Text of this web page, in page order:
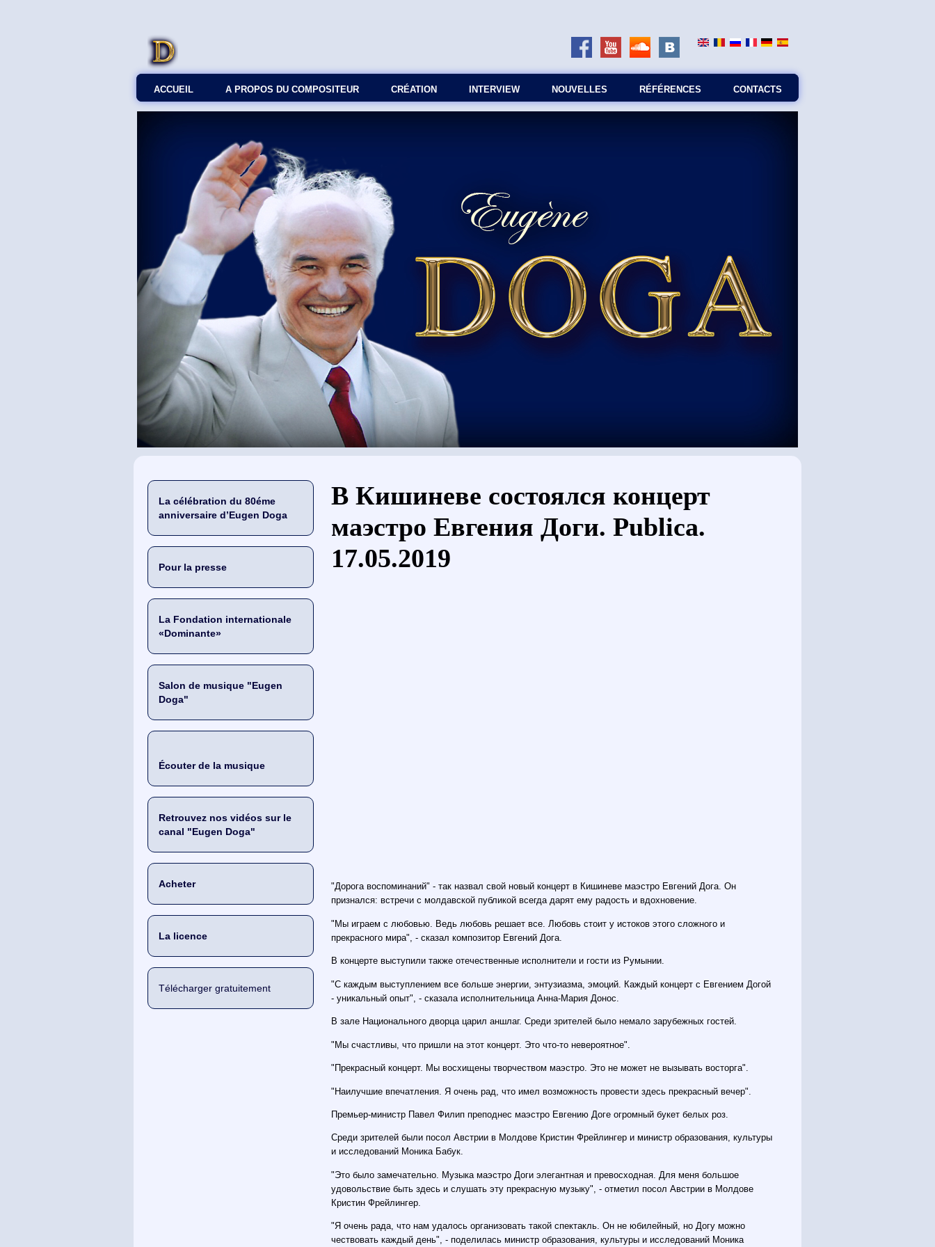
ACCUEIL A PROPOS DU COMPOSITEUR СRÉATION INTERVIEW NOUVELLES RÉFÉRENCES CONTACTS
La célébration du 80éme
anniversaire d’Eugen Doga
Pour la presse
La Fondation internationale
«Dominante»
Salon de musique "Eugen
Doga"
Écouter de la musique
Retrouvez nos vidéos sur le
canal "Eugen Doga"
Acheter
La licence
Télécharger gratuitement
Vous êtes ici
В Кишиневе состоялся концерт
маэстро Евгения Доги. Publica.
17.05.2019
"Дорога воспоминаний" - так назвал свой новый концерт в Кишиневе маэстро Евгений Дога. Он
признался: встречи с молдавской публикой всегда дарят ему радость и вдохновение.
"Мы играем с любовью. Ведь любовь решает все. Любовь стоит у истоков этого сложного и
прекрасного мира", - сказал композитор Евгений Дога.
В концерте выступили также отечественные исполнители и гости из Румынии.
"С каждым выступлением все больше энергии, энтузиазма, эмоций. Каждый концерт с Евгением Догой
- уникальный опыт", - сказала исполнительница Анна-Мария Донос.
В зале Национального дворца царил аншлаг. Среди зрителей было немало зарубежных гостей.
"Мы счастливы, что пришли на этот концерт. Это что-то невероятное".
"Прекрасный концерт. Мы восхищены творчеством маэстро. Это не может не вызывать восторга".
"Наилучшие впечатления. Я очень рад, что имел возможность провести здесь прекрасный вечер".
Премьер-министр Павел Филип преподнес маэстро Евгению Доге огромный букет белых роз.
Среди зрителей были посол Австрии в Молдове Кристин Фрейлингер и министр образования, культуры
и исследований Моника Бабук.
"Это было замечательно. Музыка маэстро Доги элегантная и превосходная. Для меня большое
удовольствие быть здесь и слушать эту прекрасную музыку", - отметил посол Австрии в Молдове
Кристин Фрейлингер.
"Я очень рада, что нам удалось организовать такой спектакль. Он не юбилейный, но Догу можно
чествовать каждый день", - поделилась министр образования, культуры и исследований Моника